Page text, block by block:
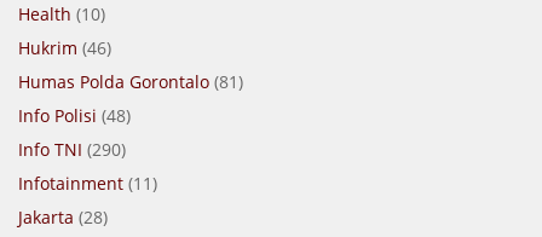
Health (10)
Hukrim (46)
Humas Polda Gorontalo (81)
Info Polisi (48)
Info TNI (290)
Infotainment (11)
Jakarta (28)